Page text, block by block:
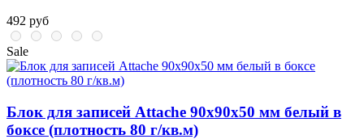
492 руб
Sale
Блок для записей Attache 90x90x50 мм белый в
боксе (плотность 80 г/кв.м)